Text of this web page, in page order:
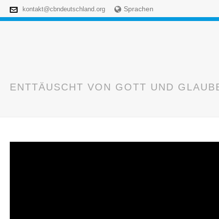
kontakt@cbndeutschland.org Sprachen
ENTTÄUSCHT VON GOTT UND